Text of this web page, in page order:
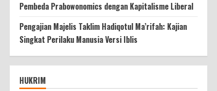
Pembeda Prabowonomics dengan Kapitalisme Liberal
Pengajian Majelis Taklim Hadiqotul Ma’rifah: Kajian
Singkat Perilaku Manusia Versi Iblis
HUKRIM